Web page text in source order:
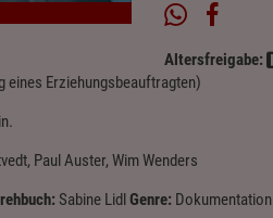
Altersfreigabe:
eines Erziehungsbeauftragten)
Paul Auster, Wim Wenders
Sabine LidlGenre: Dokumentation